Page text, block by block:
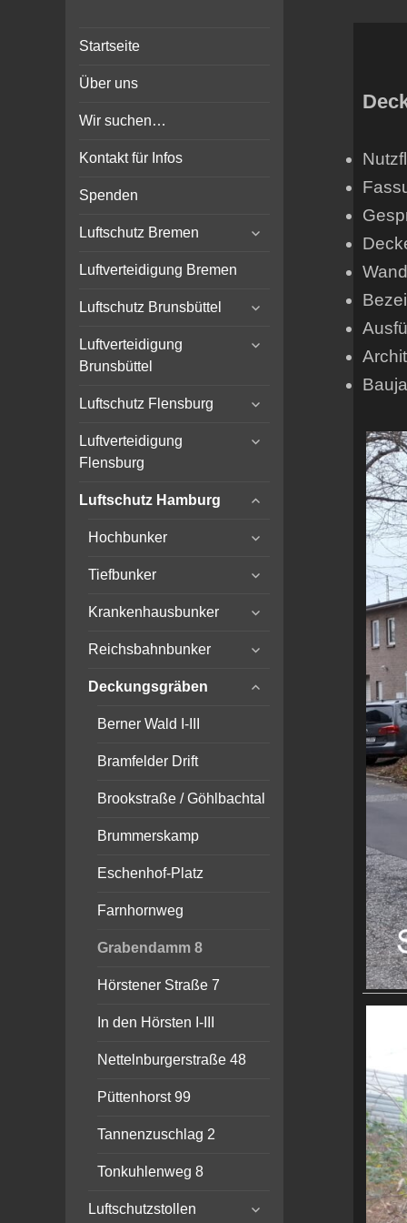
Bunker-Kiel.com
Wilhelmshaven Flensburg
Rendsburg Luftschutz Stollen
Startseite
Über uns
Wir suchen…
Kontakt für Infos
Spenden
Luftschutz Bremen
expand
Luftverteidigung Bremen
Luftschutz Brunsbüttel
expand
menu
Luftverteidigung
Brunsbüttel
expand
Luftschutz Flensburg
expand
menu
Luftverteidigung
Flensburg
expand
Luftschutz Hamburg
expand
menu
Hochbunker
expand
menu
Tiefbunker
expand
menu
Krankenhausbunker
expand
menu
Reichsbahnbunker
expand
menu
Deckungsgräben
expand
Berner Wald I-III
Bramfelder Drift
Brookstraße / Göhlbachtal
Brummerskamp
Eschenhof-Platz
Farnhornweg
Grabendamm 8
Hörstener Straße 7
In den Hörsten I-III
Nettelnburgerstraße 48
Püttenhorst 99
Tannenzuschlag 2
Tonkuhlenweg 8
Luftschutzstollen
expand